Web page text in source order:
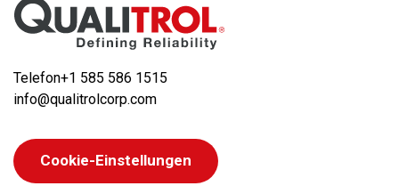
Telefon+1 585 586 1515
info@qualitrolcorp.com
Cookie-Einstellungen